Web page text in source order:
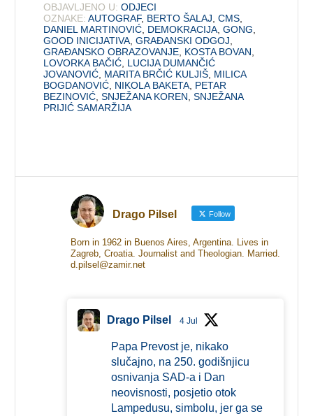
OBJAVLJENO U: ODJECI
OZNAKE: AUTOGRAF, BERTO ŠALAJ ,CMS
DANIEL MARTINOVIĆ DEMOKRACIJA ,GONG
GOOD INICIJATIVA ,GRAĐANSKI ODGOJ
GRAĐANSKO OBRAZOVANJE KOSTA BOVAN
LOVORKA BAČIĆ LUCIJA DUMANČIĆ
JOVANOVIĆ MARITA BRČIĆ KULJIŠ MILICA
BOGDANOVIĆ NIKOLA BAKETA PETAR
BEZINOVIĆ ,SNJEŽANA KOREN ,SNJEŽANA
PRIJIĆ SAMARŽIJA
Drago Pilsel Follow
Born in 1962 in Buenos Aires, Argentina. Lives in
Zagreb, Croatia. Journalist and Theologian. Married.
d.pilsel@zamir.net
Drago Pilsel 4 Jul
Papa Prevost je, nikako
slučajno, na 250. godišnjicu
osnivanja SAD-a i Dan
neovisnosti, posjetio otok
Lampedusu, simbolu, jer ga se